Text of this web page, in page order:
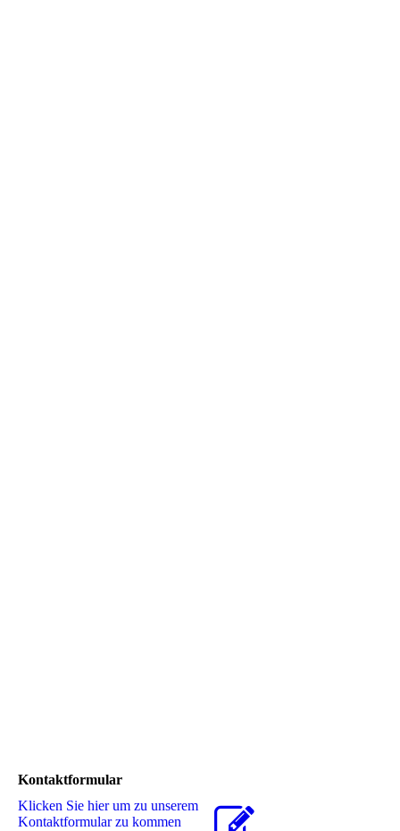
Kontaktformular
Klicken Sie hier um zu unserem
Kon­takt­for­mu­lar zu kommen